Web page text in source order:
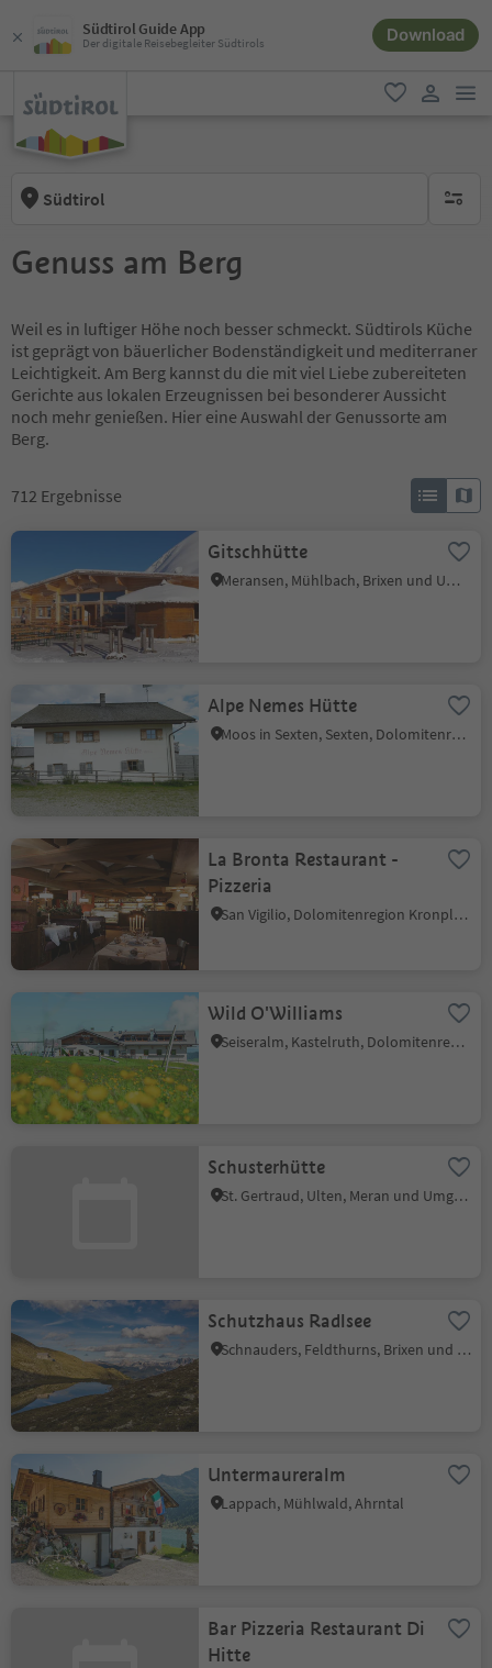
Südtirol Guide App
Der digitale Reisebegleiter Südtirols Download
favorit
Südtirol keine
Genuss am Berg
Weil es in luftiger Höhe noch besser schmeckt. Südtirols Küche
ist geprägt von bäuerlicher Bodenständigkeit und mediterraner
Leichtigkeit. Am Berg kannst du die mit viel Liebe zubereiteten
Gerichte aus lokalen Erzeugnissen bei besonderer Aussicht
noch mehr genießen. Hier eine Auswahl der Genussorte am
Berg.
712 Ergebnisse
Gitschhütte
Meransen, Mühlbach, Brixen und Umgebung
Alpe Nemes Hütte
Moos in Sexten, Sexten, Dolomitenregion 3 Zinnen
La Bronta Restaurant -
Pizzeria
San Vigilio, Dolomitenregion Kronplatz
Wild O'Williams
Seiseralm, Kastelruth, Dolomitenregion Seiser Alm
Schusterhütte
St. Gertraud, Ulten, Meran und Umgebung
Schutzhaus Radlsee
Schnauders, Feldthurns, Brixen und Umgebung
Untermaureralm
Lappach, Mühlwald, Ahrntal
Bar Pizzeria Restaurant Di
Hitte